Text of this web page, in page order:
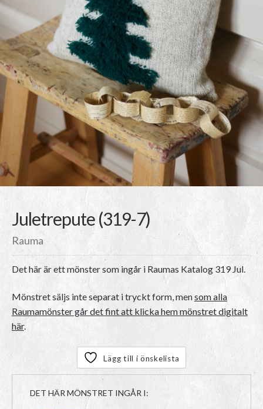
Juletrepute (319-7)
Rauma
Det här är ett mönster som ingår i Raumas Katalog 319 Jul.
Mönstret säljs inte separat i tryckt form, mensom alla
Raumamönster går det fint att klicka hem mönstret digitalt
här.
Lägg till i önskelista
DET HÄR MÖNSTRET INGÅR I: